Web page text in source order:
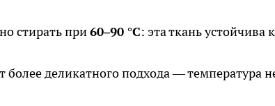
стирать при60–90 °C: эта ткань
более деликатного подхода — температура